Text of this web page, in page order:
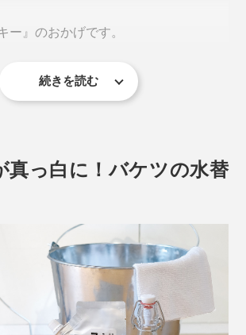
ー』のおかげです。
続きを読む
真っ白に！バケツの水替